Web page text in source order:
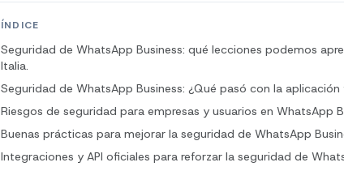
ÍNDICE
Seguridad de WhatsApp Business: qué lecciones podemos
Italia.
Seguridad de WhatsApp Business: ¿Qué pasó con la aplicación
Riesgos de seguridad para empresas y usuarios en WhatsApp
Buenas prácticas para mejorar la seguridad de WhatsApp
Integraciones y API oficiales para reforzar la seguridad de